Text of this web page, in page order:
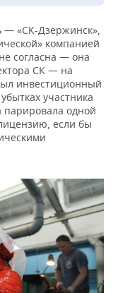
— «СК-Дзержинск»,
компанией
согласна — она
СК — на
инвестиционный
участника
парировала одной
если бы